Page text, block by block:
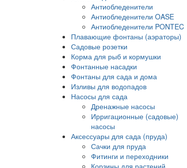
Антиобледенители
Антиобледенители OASE
Антиобледенители PONTEC
Плавающие фонтаны (аэраторы)
Садовые розетки
Корма для рыб и кормушки
Фонтанные насадки
Фонтаны для сада и дома
Изливы для водопадов
Насосы для сада
Дренажные насосы
Ирригационные (садовые)
насосы
Аксессуары для сада (пруда)
Сачки для пруда
Фитинги и переходники
Корзины для растений